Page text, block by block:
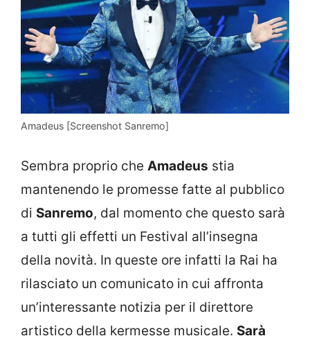
Amadeus [Screenshot Sanremo]
Sembra proprio che Amadeus stia
mantenendo le promesse fatte al pubblico
di Sanremo, dal momento che questo sarà
a tutti gli effetti un Festival all’insegna
della novità. In queste ore infatti la Rai ha
rilasciato un comunicato in cui affronta
un’interessante notizia per il direttore
artistico della kermesse musicale. Sarà